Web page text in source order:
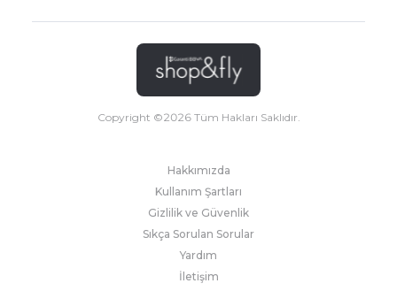
Copyright ©2026Tüm Hakları Saklıdır.
Hakkımızda
Kullanım Şartları
Gizlilik ve Güvenlik
Sıkça Sorulan Sorular
Yardım
İletişim